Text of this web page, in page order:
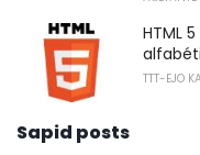
HTML
TTT-EJO
Sapid posts